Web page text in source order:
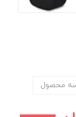
محصول